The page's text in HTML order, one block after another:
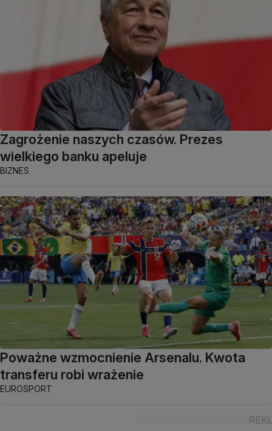
Zagrożenie naszych czasów. Prezes
wielkiego banku apeluje
BIZNES
Poważne wzmocnienie Arsenalu. Kwota
transferu robi wrażenie
EUROSPORT